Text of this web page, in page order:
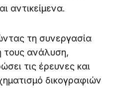
αντικείμενα.
τη συνεργασία
τους ανάλυση,
τις έρευνες και
δικογραφιών